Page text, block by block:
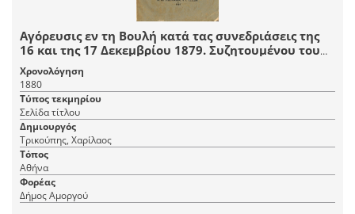
Αγόρευσις εν τη Βουλή κατά τας συνεδριάσεις της
16 και της 17 Δεκεμβρίου 1879. Συζητουμένου του
σχεδίου επί της απαντήσεως εις τον βασιλικόν
λόγον
Χρονολόγηση
1880
Τύπος τεκμηρίου
Σελίδα τίτλου
Δημιουργός
Τρικούπης, Χαρίλαος
Τόπος
Αθήνα
Φορέας
Δήμος Αμοργού